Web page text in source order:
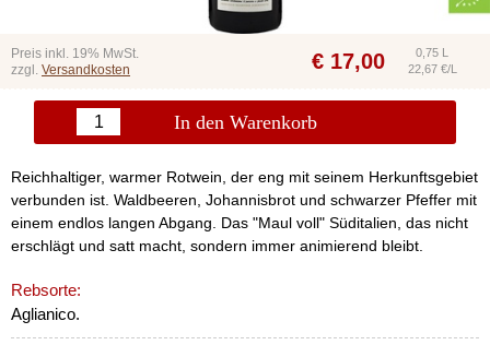
Preis inkl. 19% MwSt.
zzgl. Versandkosten € 17,00
0,75 L
22,67 €/L
In den Warenkorb
Reichhaltiger, warmer Rotwein, der eng mit seinem Herkunftsgebiet
verbunden ist. Waldbeeren, Johannisbrot und schwarzer Pfeffer mit
einem endlos langen Abgang. Das "Maul voll" Süditalien, das nicht
erschlägt und satt macht, sondern immer animierend bleibt.
Rebsorte:
Aglianico.